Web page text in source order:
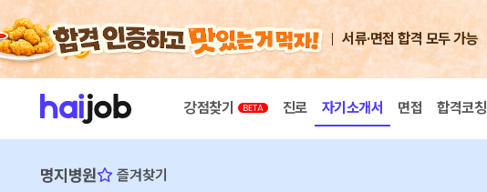
서류·면접 합격 모두 가능
강점찾기 진로 자기소개서 면접 합격코칭
명지병원 즐겨찾기